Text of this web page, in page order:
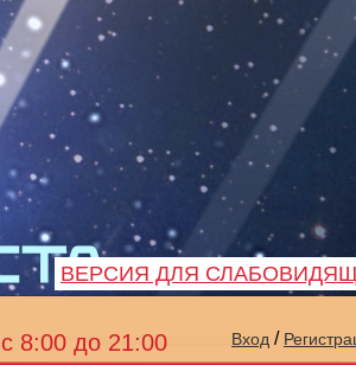
ВЕРСИЯ ДЛЯ
с 8:00 до 21:00 Вход /